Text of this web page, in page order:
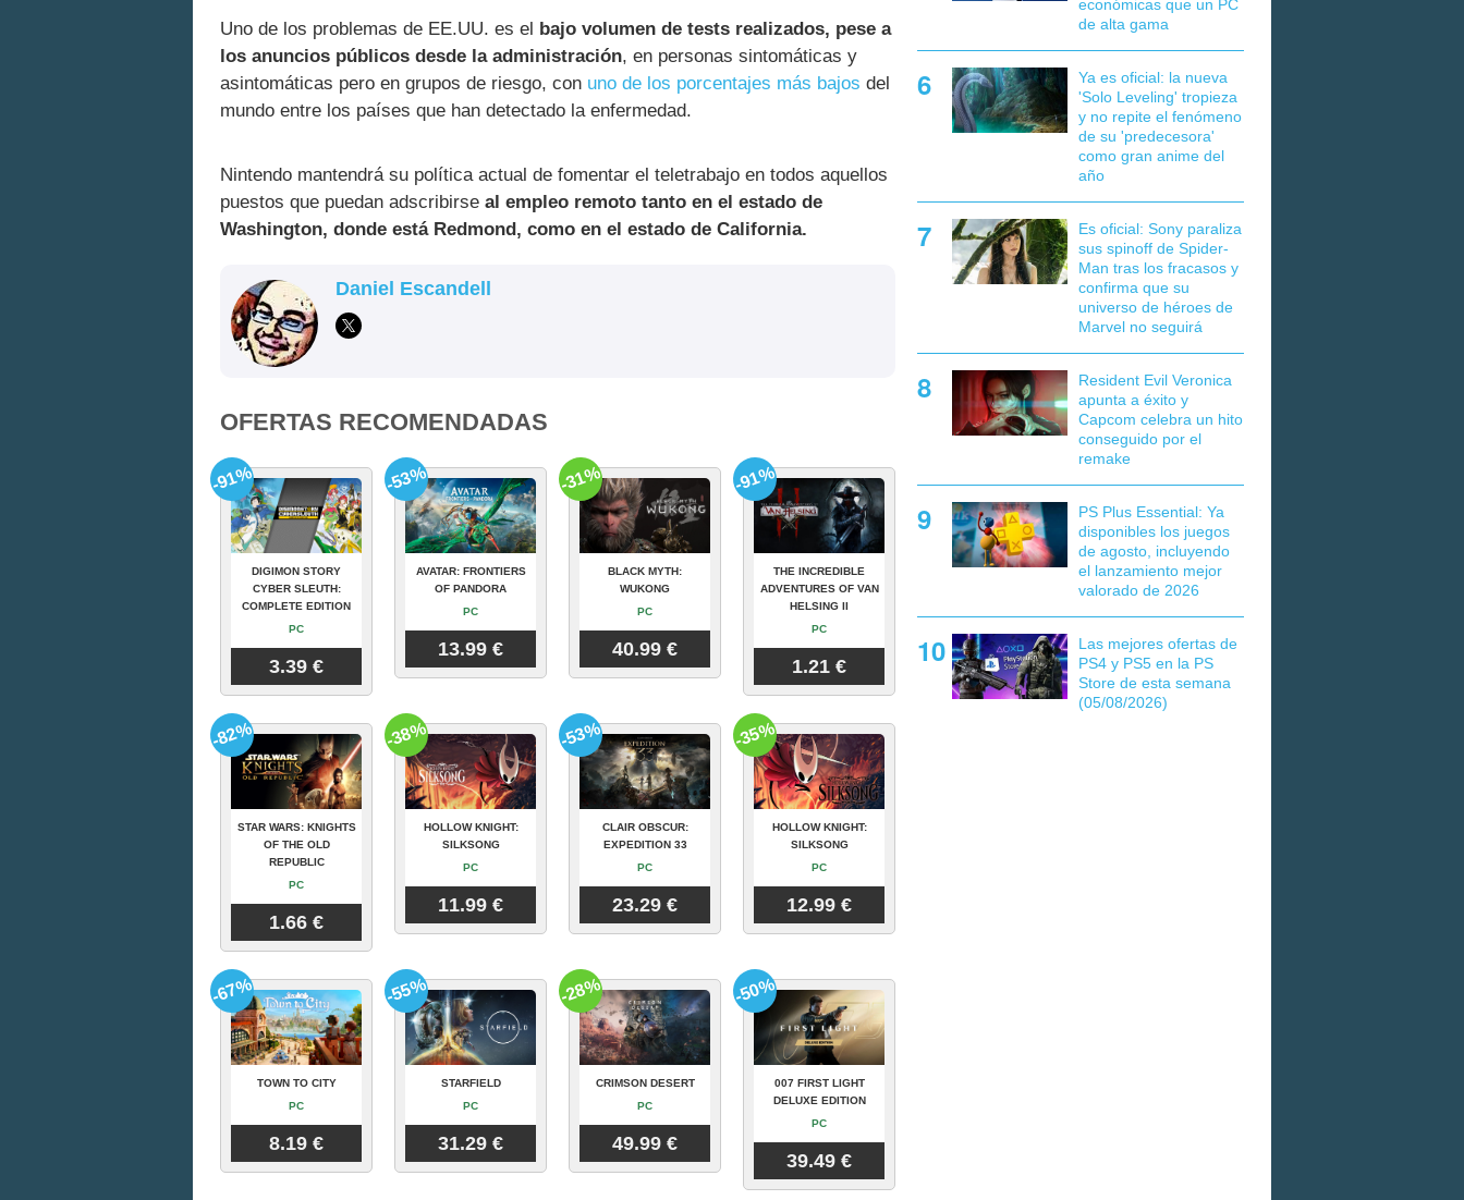
Uno de los problemas de EE.UU. es el bajo volumen de tests realizados, pese a
los anuncios públicos desde la administración, en personas sintomáticas y
asintomáticas pero en grupos de riesgo, con uno de los porcentajes más bajos del
mundo entre los países que han detectado la enfermedad.
Nintendo mantendrá su política actual de fomentar el teletrabajo en todos aquellos
puestos que puedan adscribirse al empleo remoto tanto en el estado de
Washington, donde está Redmond, como en el estado de California.
Daniel Escandell
OFERTAS RECOMENDADAS
DIGIMON STORY
CYBER SLEUTH:
COMPLETE EDITION
PC
3.39 €
-91%
AVATAR: FRONTIERS
OF PANDORA
PC
13.99 €
-53%
BLACK MYTH:
WUKONG
PC
40.99 €
-31%
THE INCREDIBLE
ADVENTURES OF VAN
HELSING II
PC
1.21 €
-91%
STAR WARS: KNIGHTS
OF THE OLD
REPUBLIC
PC
1.66 €
-82%
HOLLOW KNIGHT:
SILKSONG
PC
11.99 €
-38%
CLAIR OBSCUR:
EXPEDITION 33
PC
23.29 €
-53%
HOLLOW KNIGHT:
SILKSONG
PC
12.99 €
-35%
TOWN TO CITY
PC
8.19 €
-67%
STARFIELD
PC
31.29 €
-55%
CRIMSON DESERT
PC
49.99 €
-28%
007 FIRST LIGHT
DELUXE EDITION
PC
39.49 €
-50%
económicas que un PC
de alta gama
Ya es oficial: la nueva
'Solo Leveling' tropieza
y no repite el fenómeno
de su 'predecesora'
como gran anime del
año
Es oficial: Sony paraliza
sus spinoff de Spider-
Man tras los fracasos y
confirma que su
universo de héroes de
Marvel no seguirá
Resident Evil Veronica
apunta a éxito y
Capcom celebra un hito
conseguido por el
remake
PS Plus Essential: Ya
disponibles los juegos
de agosto, incluyendo
el lanzamiento mejor
valorado de 2026
Las mejores ofertas de
PS4 y PS5 en la PS
Store de esta semana
(05/08/2026)